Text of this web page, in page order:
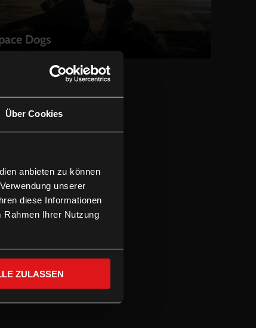
Über Cookies
anbieten zu können
unserer
diese Informationen
Rahmen Ihrer Nutzung
ZULASSEN
Dogs